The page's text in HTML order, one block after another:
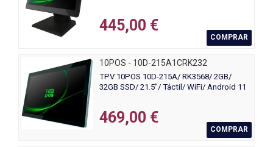
445,00 €
COMPRAR
10POS - 10D-215A1CRK232
TPV 10POS 10D-215A/ RK3568/ 2GB/
32GB SSD/ 21.5"/ Táctil/ WiFi/ Android 11
469,00 €
COMPRAR